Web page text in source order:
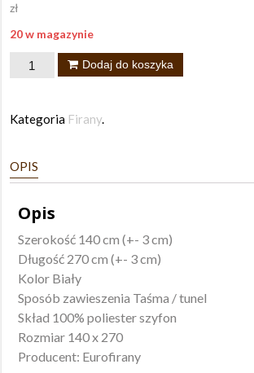
zł
20 w magazynie
ilość
140x270
Dodaj do koszyka
Kategoria Firany.
OPIS
Opis
Szerokość 140 cm (+- 3 cm)
Długość 270 cm (+- 3 cm)
Kolor Biały
Sposób zawieszenia Taśma / tunel
Skład 100% poliester szyfon
Rozmiar 140 x 270
Producent: Eurofirany